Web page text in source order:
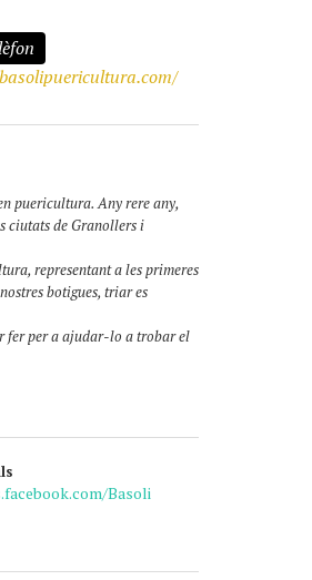
puericultura. Any rere any,
ciutats de Granollers i
representant a les primeres
botigues, triar es
fer per a ajudar-lo a trobar el
Basoli